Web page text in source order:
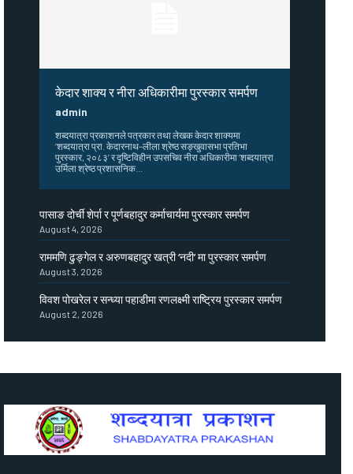
केदार शाक्य र नीरा अधिकारीमा पुरस्कार समर्पण
admin
शब्दयात्रा प्रकाशनले पत्रकार तथा लेखक केदार शाक्यमा
‘शब्दयात्रा प्रा. केदारनाथ–लीला श्रेष्ठ सङ्खुवासभा प्रतिभा
पुरस्कार, २०८३’ र दृष्टिविहीन उपसचिव नीरा अधिकारीमा ‘शब्दयात्रा
उर्मिला श्रेष्ठ प्रशासनिक...
पासाङ दोर्ची शेर्पा र पूर्णबहादुर कर्माचार्यमा पुरस्कार समर्पण
August 4, 2026
राममणि ढुङ्गेल र अरुणबहादुर खत्री ‘नदी’ मा पुरस्कार समर्पण
August 3, 2026
विवश पोखरेल र सन्ध्या पहाडीमा रणलक्ष्मी राष्ट्रिय पुरस्कार समर्पण
August 2, 2026